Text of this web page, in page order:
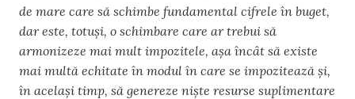
de mare care să schimbe fundamental cifrele în buget,
dar este, totuși, o schimbare care ar trebui să
armonizeze mai mult impozitele, așa încât să existe
mai multă echitate în modul în care se impozitează și,
în același timp, să genereze niște resurse suplimentare